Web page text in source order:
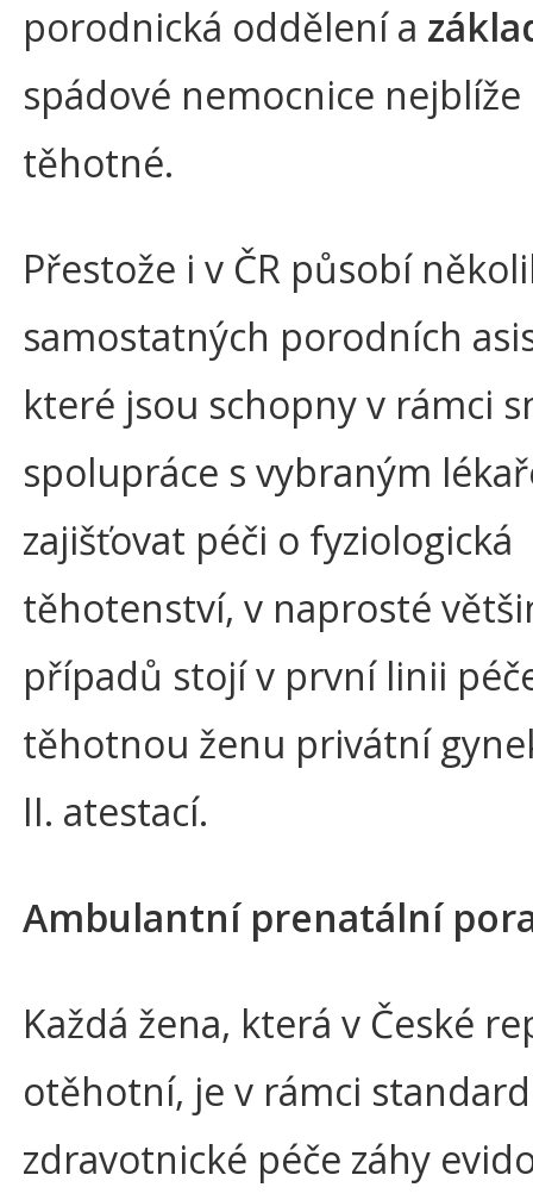
porodnická oddělení a
spádové nemocnice
těhotné.
Přestože i v ČR působí
samostatných porodních
které jsou schopny v rámci
spolupráce s vybraným
zajišťovat péči o fyziologická
těhotenství, v naprosté
případů stojí v první linii
těhotnou ženu privátní
II. atestací.
Ambulantní prenatální
Každá žena, která v České
otěhotní, je v rámci
zdravotnické péče záhy